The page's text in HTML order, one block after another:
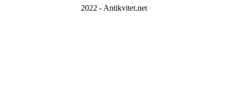
2022 - Antikvitet.net